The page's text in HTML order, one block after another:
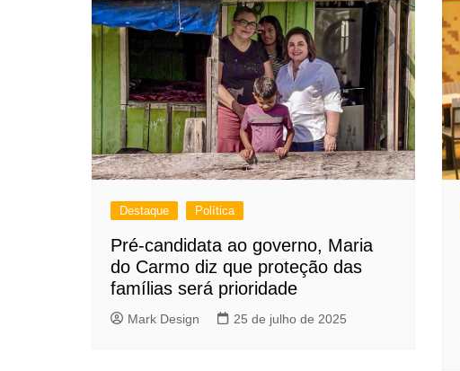
Destaque Política
Pré-candidata ao governo, Maria
do Carmo diz que proteção das
famílias será prioridade
Mark Design 25 de julho de 2025